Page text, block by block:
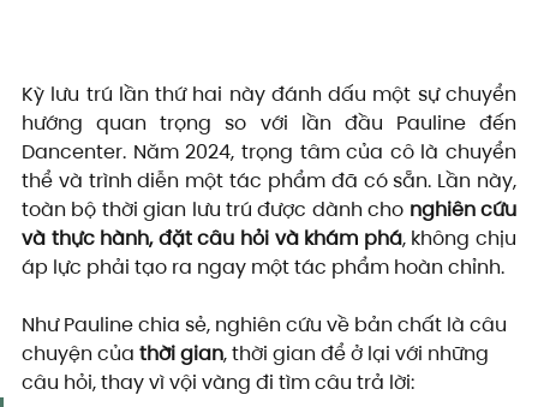
Kỳ lưu trú lần thứ hai này đánh dấu một sự chuyển
hướng quan trọng so với lần đầu Pauline đến
Dancenter. Năm 2024, trọng tâm của cô là chuyển
thể và trình diễn một tác phẩm đã có sẵn. Lần này,
toàn bộ thời gian lưu trú được dành cho nghiên cứu
và thực hành, đặt câu hỏi và khám phá, không chịu
áp lực phải tạo ra ngay một tác phẩm hoàn chỉnh.
Như Pauline chia sẻ, nghiên cứu về bản chất là câu
chuyện của thời gian, thời gian để ở lại với những
câu hỏi, thay vì vội vàng đi tìm câu trả lời: